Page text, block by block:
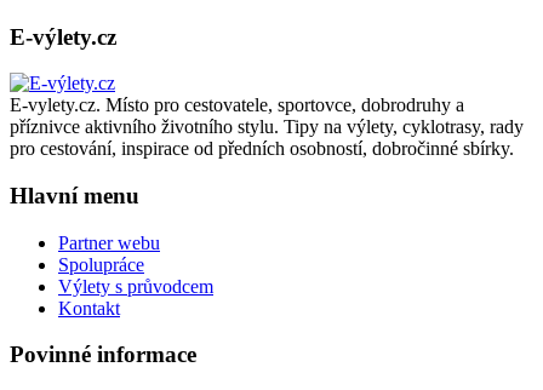
E-výlety.cz
E-vylety.cz. Místo pro cestovatele, sportovce, dobrodruhy a
příznivce aktivního životního stylu. Tipy na výlety, cyklotrasy, rady
pro cestování, inspirace od předních osobností, dobročinné sbírky.
Hlavní menu
Partner webu
Spolupráce
Výlety s průvodcem
Kontakt
Povinné informace